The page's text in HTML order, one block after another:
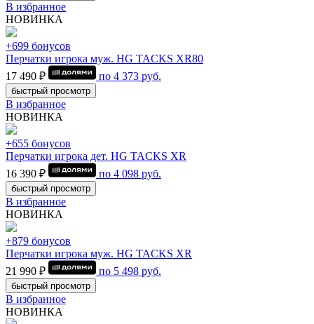
В избранное
НОВИНКА
+699 бонусов
Перчатки игрока муж. HG TACKS XR80
17 490 ₽
по 4 373 руб.
быстрый просмотр
В избранное
НОВИНКА
+655 бонусов
Перчатки игрока дет. HG TACKS XR
16 390 ₽
по 4 098 руб.
быстрый просмотр
В избранное
НОВИНКА
+879 бонусов
Перчатки игрока муж. HG TACKS XR
21 990 ₽
по 5 498 руб.
быстрый просмотр
В избранное
НОВИНКА